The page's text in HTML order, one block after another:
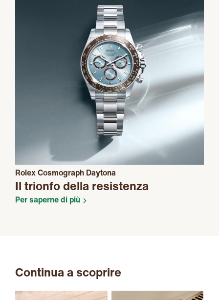
Rolex Cosmograph Daytona
Il trionfo della resistenza
Per saperne di più
Continua a scoprire